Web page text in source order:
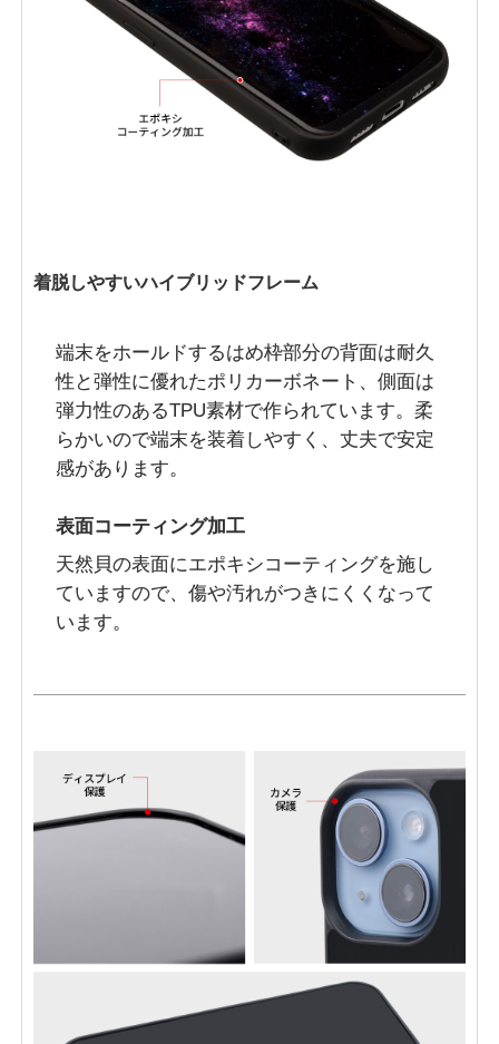
着脱しやすいハイブリッドフレーム
端末をホールドするはめ枠部分の背面は耐久
性と弾性に優れたポリカーボネート、側面は
弾力性のあるTPU素材で作られています。柔
らかいので端末を装着しやすく、丈夫で安定
感があります。
表面コーティング加工
天然貝の表面にエポキシコーティングを施し
ていますので、傷や汚れがつきにくくなって
います。